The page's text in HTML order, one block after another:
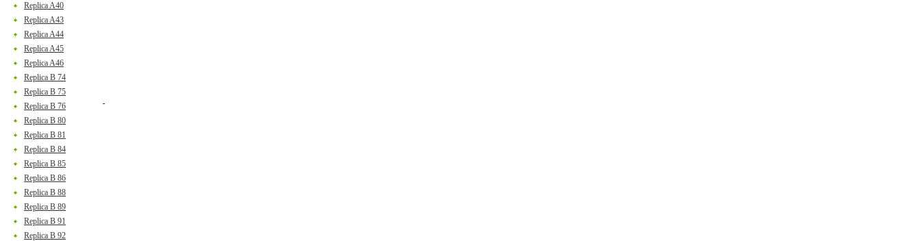
Replica A40
Replica A43
Replica A44
Replica A45
Replica A46
Replica B 74
Replica B 75
Replica B 76
Replica B 80
Replica B 81
Replica B 84
Replica B 85
Replica B 86
Replica B 88
Replica B 89
Replica B 91
Replica B 92